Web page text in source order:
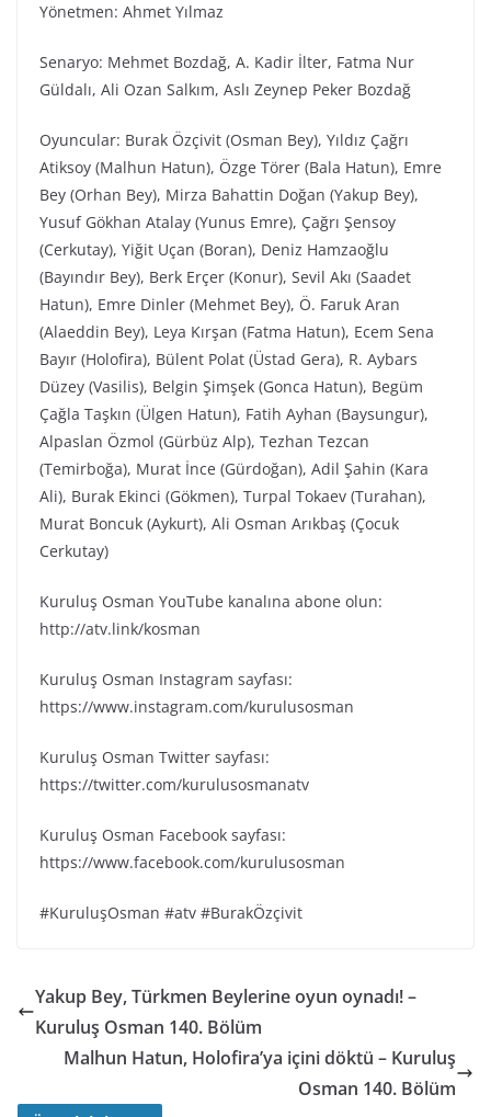
Yönetmen: Ahmet Yılmaz
Senaryo: Mehmet Bozdağ, A. Kadir İlter, Fatma Nur
Güldalı, Ali Ozan Salkım, Aslı Zeynep Peker Bozdağ
Oyuncular: Burak Özçivit (Osman Bey), Yıldız Çağrı
Atiksoy (Malhun Hatun), Özge Törer (Bala Hatun), Emre
Bey (Orhan Bey), Mirza Bahattin Doğan (Yakup Bey),
Yusuf Gökhan Atalay (Yunus Emre), Çağrı Şensoy
(Cerkutay), Yiğit Uçan (Boran), Deniz Hamzaoğlu
(Bayındır Bey), Berk Erçer (Konur), Sevil Akı (Saadet
Hatun), Emre Dinler (Mehmet Bey), Ö. Faruk Aran
(Alaeddin Bey), Leya Kırşan (Fatma Hatun), Ecem Sena
Bayır (Holofira), Bülent Polat (Üstad Gera), R. Aybars
Düzey (Vasilis), Belgin Şimşek (Gonca Hatun), Begüm
Çağla Taşkın (Ülgen Hatun), Fatih Ayhan (Baysungur),
Alpaslan Özmol (Gürbüz Alp), Tezhan Tezcan
(Temirboğa), Murat İnce (Gürdoğan), Adil Şahin (Kara
Ali), Burak Ekinci (Gökmen), Turpal Tokaev (Turahan),
Murat Boncuk (Aykurt), Ali Osman Arıkbaş (Çocuk
Cerkutay)
Kuruluş Osman YouTube kanalına abone olun:
http://atv.link/kosman
Kuruluş Osman Instagram sayfası:
https://www.instagram.com/kurulusosman
Kuruluş Osman Twitter sayfası:
https://twitter.com/kurulusosmanatv
Kuruluş Osman Facebook sayfası:
https://www.facebook.com/kurulusosman
#KuruluşOsman #atv #BurakÖzçivit
Yakup Bey, Türkmen Beylerine oyun oynadı! –
Kuruluş Osman 140. Bölüm
Malhun Hatun, Holofira’ya içini döktü – Kuruluş
Osman 140. Bölüm